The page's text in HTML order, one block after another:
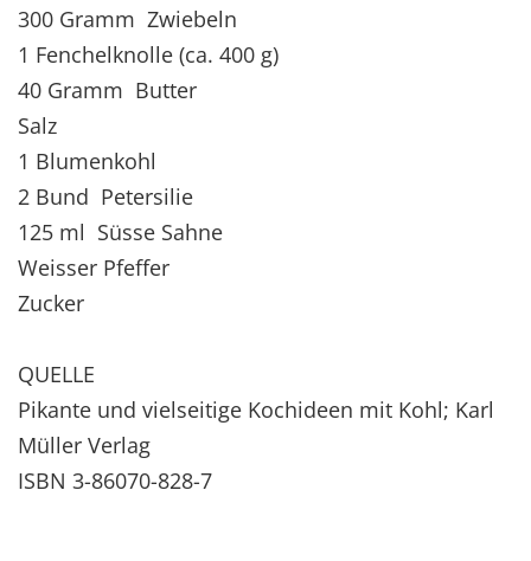
300 Gramm Zwiebeln
1 Fenchelknolle (ca. 400 g)
40 Gramm Butter
Salz
1 Blumenkohl
2 Bund Petersilie
125 ml Süsse Sahne
Weisser Pfeffer
Zucker
QUELLE
Pikante und vielseitige Kochideen mit Kohl; Karl
Müller Verlag
ISBN 3-86070-828-7